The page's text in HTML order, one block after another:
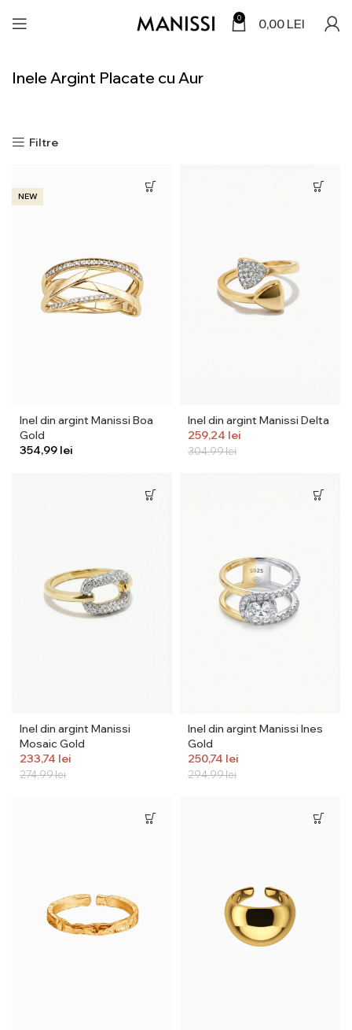
0 0,00 LEI
Inele Argint Placate cu Aur
Filtre
NEW
Inel din argint Manissi Boa
Gold
lei
Inel din argint Manissi Delta
304,99lei
259,24 lei
Inel din argint Manissi
Mosaic Gold
274,99lei
233,74 lei
Inel din argint Manissi Ines
Gold
294,99lei
250,74 lei